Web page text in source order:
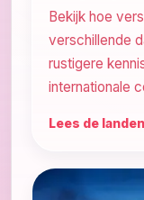
Bekijk hoe
verschillende
rustigere
internationale
Lees de